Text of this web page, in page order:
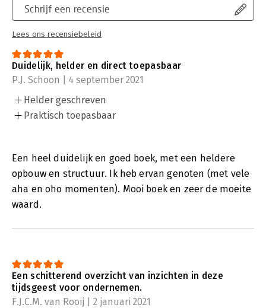
Schrijf een recensie
Lees ons recensiebeleid
Duidelijk, helder en direct toepasbaar
P.J. Schoon | 4 september 2021
Helder geschreven
Praktisch toepasbaar
Een heel duidelijk en goed boek, met een heldere
opbouw en structuur. Ik heb ervan genoten (met vele
aha en oho momenten). Mooi boek en zeer de moeite
waard.
Een schitterend overzicht van inzichten in deze
tijdsgeest voor ondernemen.
F.J.C.M. van Rooij | 2 januari 2021